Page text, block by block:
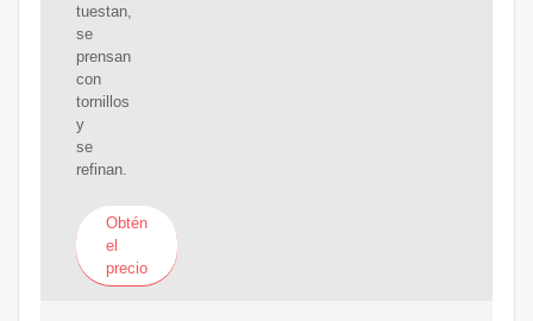
tuestan,
se
prensan
con
tornillos
y
se
refinan.
Obtén
el
precio